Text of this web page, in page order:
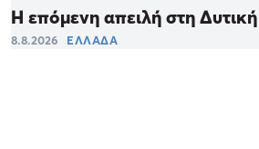
Η επόμενη απειλή στη
8.8.2026 ΕΛΛΑΔΑ